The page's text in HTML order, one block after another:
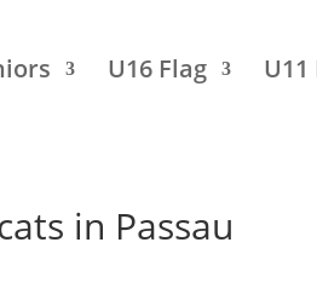
U16 Flag U11
in Passau